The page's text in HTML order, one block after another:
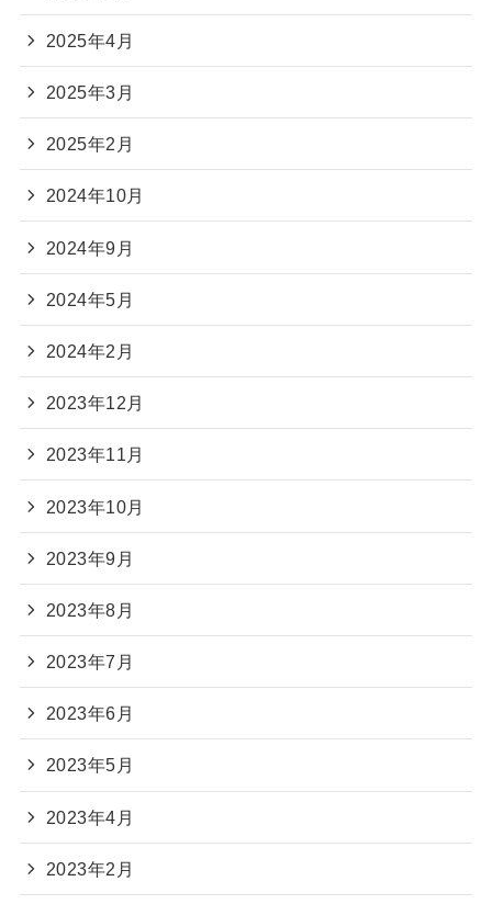
2025年4月
2025年3月
2025年2月
2024年10月
2024年9月
2024年5月
2024年2月
2023年12月
2023年11月
2023年10月
2023年9月
2023年8月
2023年7月
2023年6月
2023年5月
2023年4月
2023年2月